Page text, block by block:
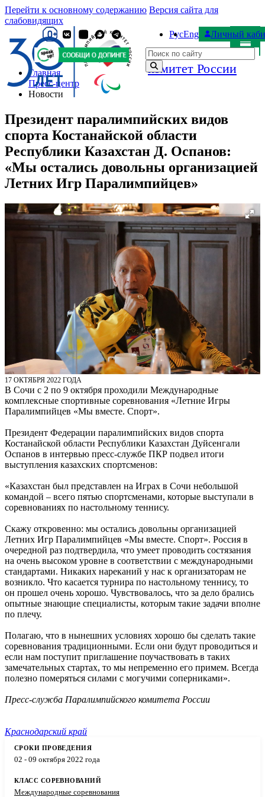
Перейти к основному содержанию Версия сайта для
слабовидящих
Паралимпийский
комитет России
РусEng
Личный
Поиск по сайту
Главная
Пресс-центр
Новости
Президент паралимпийских видов
спорта Костанайской области
Республики Казахстан Д. Оспанов:
«Мы остались довольны организацией
Летних Игр Паралимпийцев»
17 ОКТЯБРЯ 2022 ГОДА
В Сочи с 2 по 9 октября проходили Международные
комплексные спортивные соревнования «Летние Игры
Паралимпийцев «Мы вместе. Спорт».
Президент Федерации паралимпийских видов спорта
Костанайской области Республики Казахстан Дуйсенгали
Оспанов в интервью пресс-службе ПКР подвел итоги
выступления казахских спортсменов:
«Казахстан был представлен на Играх в Сочи небольшой
командой – всего пятью спортсменами, которые выступали в
соревнованиях по настольному теннису.
Скажу откровенно: мы остались довольны организацией
Летних Игр Паралимпийцев «Мы вместе. Спорт». Россия в
очередной раз подтвердила, что умеет проводить состязания
на очень высоком уровне в соответствии с международными
стандартами. Никаких нареканий у нас к организаторам не
возникло. Что касается турнира по настольному теннису, то
он прошел очень хорошо. Чувствовалось, что за дело брались
опытные знающие специалисты, которым такие задачи вполне
по плечу.
Полагаю, что в нынешних условиях хорошо бы сделать такие
соревнования традиционными. Если они будут проводиться и
если нам поступит приглашение поучаствовать в таких
замечательных стартах, то мы непременно его примем. Всегда
полезно померяться силами с могучими соперниками».
Пресс-служба Паралимпийского комитета России
Краснодарский край
02 - 09 октября 2022 года
Международные соревнования